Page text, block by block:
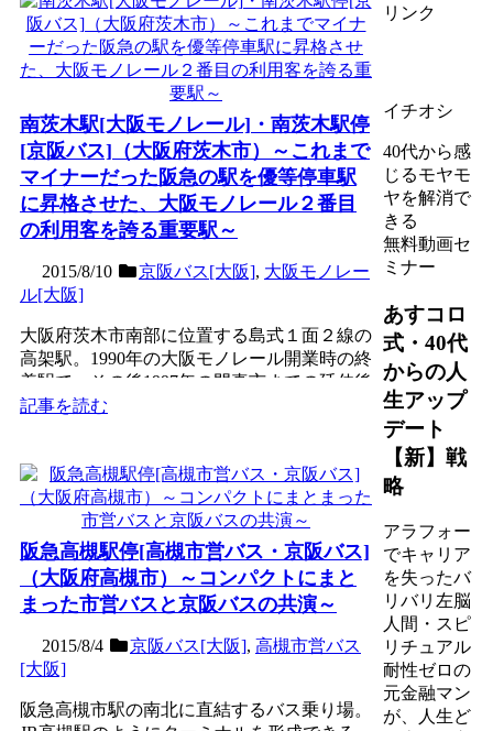
南茨木駅[大阪モノレール]・南茨木駅停
[京阪バス]（大阪府茨木市）～これまで
マイナーだった阪急の駅を優等停車駅
に昇格させた、大阪モノレール２番目
の利用客を誇る重要駅～
2015/8/10 京阪バス[大阪], 大阪モノレー
ル[大阪]
大阪府茨木市南部に位置する島式１面２線の
高架駅。1990年の大阪モノレール開業時の終
着駅で、その後1997年の門真市までの延伸後
途中駅となる...
記事を読む
阪急高槻駅停[高槻市営バス・京阪バス]
（大阪府高槻市）～コンパクトにまと
まった市営バスと京阪バスの共演～
2015/8/4 京阪バス[大阪], 高槻市営バス
[大阪]
阪急高槻市駅の南北に直結するバス乗り場。
リンク
イチオシ
40代から感
じるモヤモ
ヤを解消で
きる
無料動画セ
ミナー
あすコロ
式・40代
からの人
生アップ
デート
【新】戦
略
アラフォー
でキャリア
を失ったバ
リバリ左脳
人間・スピ
リチュアル
耐性ゼロの
元金融マン
が、人生ど